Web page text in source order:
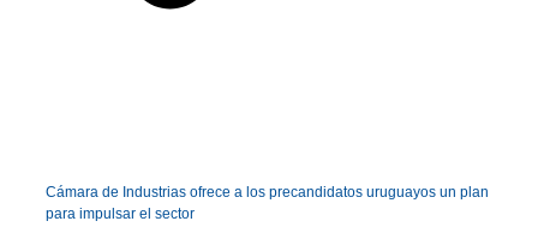
Cámara de Industrias ofrece a los precandidatos uruguayos un plan
para impulsar el sector